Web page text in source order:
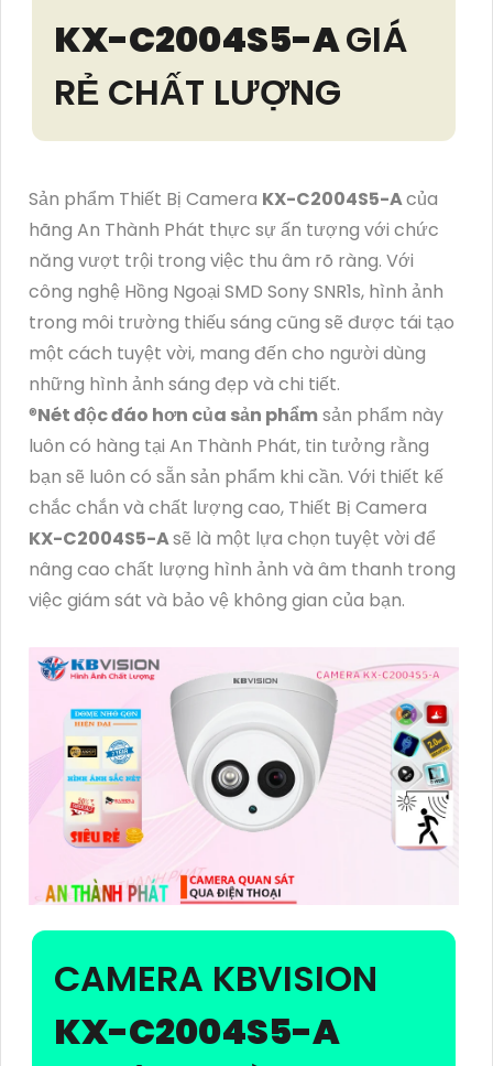
KX-C2004S5-AGIÁ
RẺ CHẤT LƯỢNG
Sản phẩm Thiết Bị Camera KX-C2004S5-Acủa
hãng An Thành Phát thực sự ấn tượng với chức
năng vượt trội trong việc thu âm rõ ràng. Với
công nghệ Hồng Ngoại SMD Sony SNR1s, hình ảnh
trong môi trường thiếu sáng cũng sẽ được tái tạo
một cách tuyệt vời, mang đến cho người dùng
những hình ảnh sáng đẹp và chi tiết.
®️Nét độc đáo hơn của sản phẩmsản phẩm này
luôn có hàng tại An Thành Phát, tin tưởng rằng
bạn sẽ luôn có sẵn sản phẩm khi cần. Với thiết kế
chắc chắn và chất lượng cao, Thiết Bị Camera
KX-C2004S5-Asẽ là một lựa chọn tuyệt vời để
nâng cao chất lượng hình ảnh và âm thanh trong
việc giám sát và bảo vệ không gian của bạn.
CAMERA KBVISION
KX-C2004S5-A